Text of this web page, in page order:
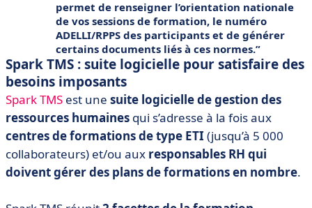
permet de renseigner l’orientation nationale
de vos sessions de formation, le numéro
ADELLI/RPPS des participants et de générer
certains documents liés à ces normes.
Spark TMS : suite logicielle pour satisfaire des
besoins imposants
Spark TMS est une suite logicielle de gestion des
ressources humaines qui s’adresse à la fois aux
centres de formations de type ETI (jusqu’à 5 000
collaborateurs) et/ou aux responsables RH qui
doivent gérer des plans de formations en nombre.